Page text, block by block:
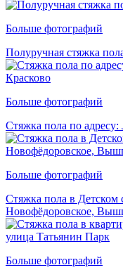
Больше фотографий
Полуручная стяжка
Больше фотографий
Стяжка пола по
Больше фотографий
Стяжка пола в Детском
Новофёдоровское,
Больше фотографий